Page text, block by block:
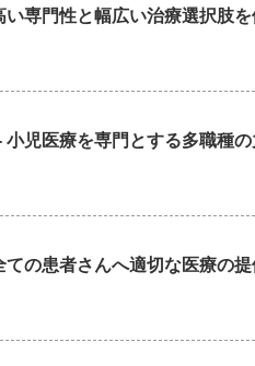
い専門性と幅広い治療選択肢
小児医療を専門とする多職種
ての患者さんへ適切な医療の